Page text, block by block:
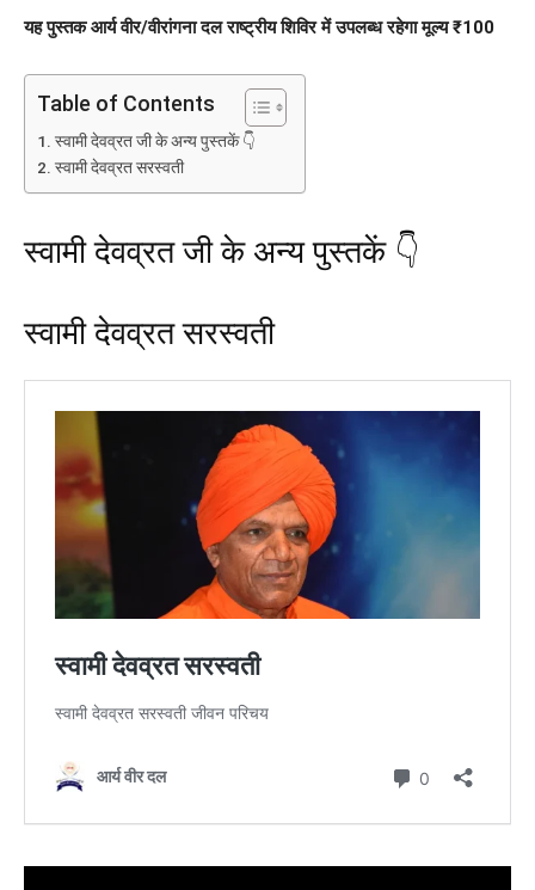
यह पुस्तक आर्य वीर/वीरांगना दल राष्ट्रीय शिविर में उपलब्ध रहेगा मूल्य ₹100
Table of Contents
स्वामी देवव्रत जी के अन्य पुस्तकें 👇
स्वामी देवव्रत सरस्वती
स्वामी देवव्रत जी के अन्य पुस्तकें 👇
स्वामी देवव्रत सरस्वती